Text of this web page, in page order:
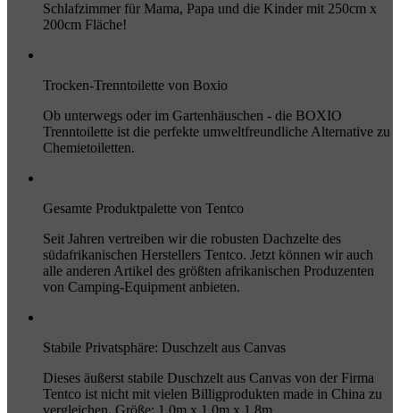
Schlafzimmer für Mama, Papa und die Kinder mit 250cm x
200cm Fläche!
Trocken-Trenntoilette von Boxio
Ob unterwegs oder im Gartenhäuschen - die BOXIO
Trenntoilette ist die perfekte umweltfreundliche Alternative zu
Chemietoiletten.
Gesamte Produktpalette von Tentco
Seit Jahren vertreiben wir die robusten Dachzelte des
südafrikanischen Herstellers Tentco. Jetzt können wir auch
alle anderen Artikel des größten afrikanischen Produzenten
von Camping-Equipment anbieten.
Stabile Privatsphäre: Duschzelt aus Canvas
Dieses äußerst stabile Duschzelt aus Canvas von der Firma
Tentco ist nicht mit vielen Billigprodukten made in China zu